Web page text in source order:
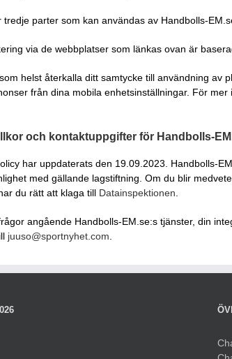
tredje parter som kan användas av Handbolls-
via de webbplatser som länkas ovan är
helst återkalla ditt samtycke till användning
från dina mobila enhetsinställningar. För
och kontaktuppgifter för Handbolls-
har uppdaterats den 19.09.2023. Handbolls-
med gällande lagstiftning. Om du blir
du rätt att klaga till Datainspektionen.
angående Handbolls-EM.se:s tjänster, din
juuso@sportnyhet.com.